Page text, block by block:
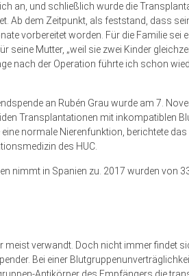
an, und schließlich wurde die
Ab dem Zeitpunkt, als feststand, dass
vorbereitet worden. Für die Familie sei
Mutter, „weil sie zwei Kinder
nach der Operation führte ich schon
an Rubén Grau wurde am 7.
Transplantationen mit inkompatiblen
normale Nierenfunktion, berichtete
des HUC.
nimmt in Spanien zu. 2017 wurden von
meist verwandt. Doch nicht immer findet
Bei einer